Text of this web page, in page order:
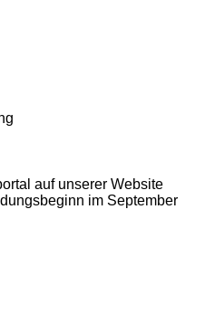
auf unserer Website
im September